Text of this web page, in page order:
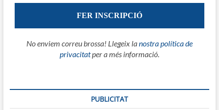
No enviem correu brossa! Llegeix lanostra política de
privacitatper a més informació.
PUBLICITAT